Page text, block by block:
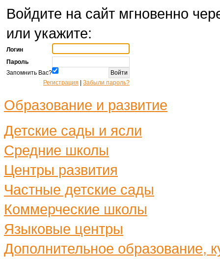
Войдите на сайт мгновенно
или укажите:
Логин
Пароль
Запомнить Вас?
Регистрация
Забыли пароль?
Образование и развитие
Детские сады и ясли
Средние школы
Центры развития
Частные детские сады
Коммерческие школы
Языковые центры
Дополнительное образование,